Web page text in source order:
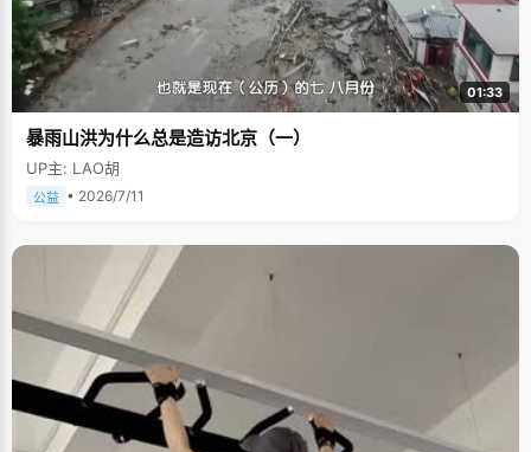
01:33
暴雨山洪为什么总是造访北京（一）
UP主: LAO胡
公益 • 2026/7/11